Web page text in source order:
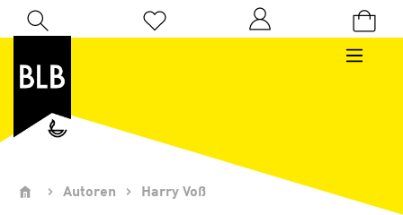
Zum Hauptinhalt springen
Du hast 0 Produkte auf dem Merkzettel
Autoren Harry Voß